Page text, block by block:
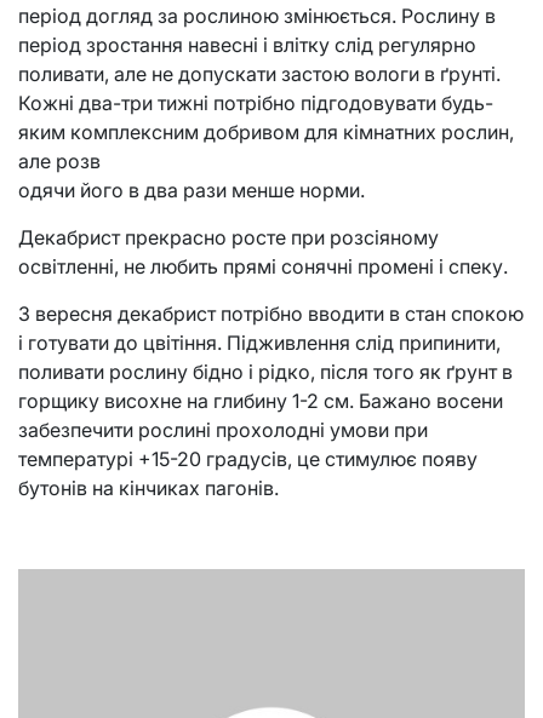
період догляд за рослиною змінюється. Рослину в
період зростання навесні і влітку слід регулярно
поливати, але не допускати застою вологи в ґрунті.
Кожні два-три тижні потрібно підгодовувати будь-
яким комплексним добривом для кімнатних рослин,
але розв
одячи його в два рази менше норми.
Декабрист прекрасно росте при розсіяному
освітленні, не любить прямі сонячні промені і спеку.
З вересня декабрист потрібно вводити в стан спокою
і готувати до цвітіння. Підживлення слід припинити,
поливати рослину бідно і рідко, після того як ґрунт в
горщику висохне на глибину 1-2 см. Бажано восени
забезпечити рослині прохолодні умови при
температурі +15-20 градусів, це стимулює появу
бутонів на кінчиках пагонів.